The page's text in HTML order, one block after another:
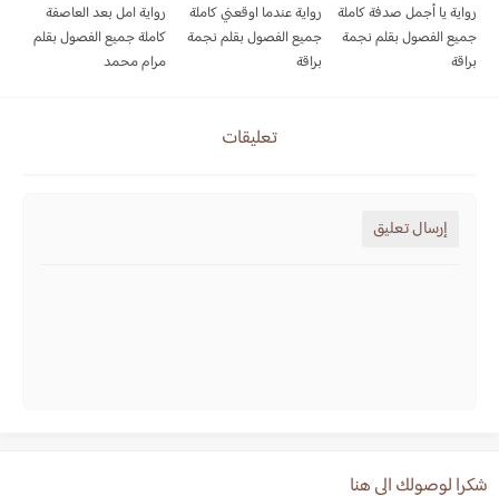
رواية يا أجمل صدفة كاملة
جميع الفصول بقلم نجمة
براقة
رواية عندما اوقعني كاملة
جميع الفصول بقلم نجمة
براقة
رواية امل بعد العاصفة
كاملة جميع الفصول بقلم
مرام محمد
تعليقات
إرسال تعليق
شكرا لوصولك الي هنا